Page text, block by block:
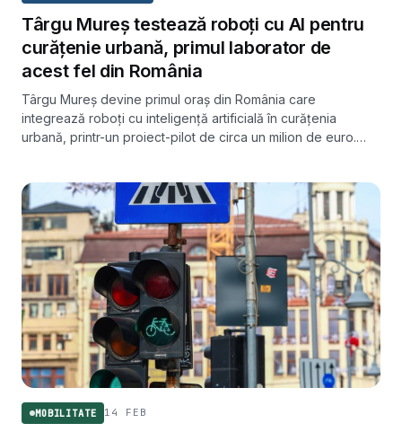
Târgu Mureș testează roboți cu AI pentru
curățenie urbană, primul laborator de
acest fel din România
Târgu Mureș devine primul oraș din România care
integrează roboți cu inteligență artificială în curățenia
urbană, printr-un proiect-pilot de circa un milion de euro.
MOBILITATE 14 FEB